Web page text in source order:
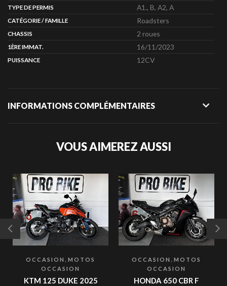
TYPE DE PERMIS A1., B, A2, A
CATÉGORIE / FAMILLE Roadsters
CHASSIS 2 roues
1ÈRE IMMAT. 16/11/2023
PUISSANCE 12CV
INFORMATIONS COMPLÉMENTAIRES
VOUS AIMEREZ AUSSI
OCCASION , MOTOS
OCCASION
KTM 125 DUKE 2025
OCCASION , MOTOS
OCCASION
HONDA 650 CBR F